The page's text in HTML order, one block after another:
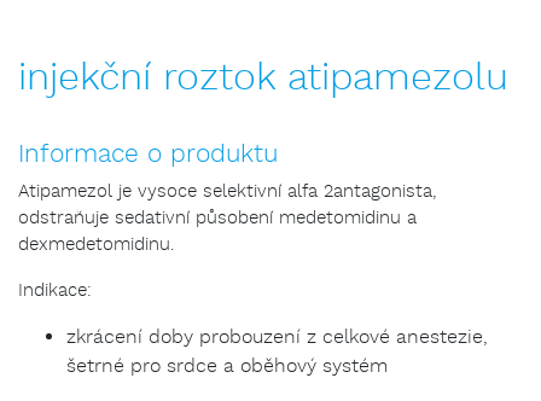
injekční roztok atipamezolu
Informace o produktu
Atipamezol je vysoce selektivní alfa 2antagonista,
odstraňuje sedativní působení medetomidinu a
dexmedetomidinu.
Indikace:
zkrácení doby probouzení z celkové anestezie,
šetrné pro srdce a oběhový systém